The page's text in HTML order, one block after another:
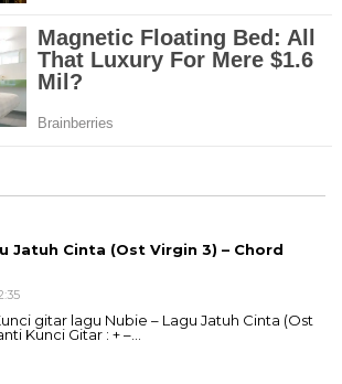
Jatuh Cinta (Ost Virgin 3) – Chord
gitar lagu Nubie – Lagu Jatuh Cinta (Ost
Kunci Gitar : + –…